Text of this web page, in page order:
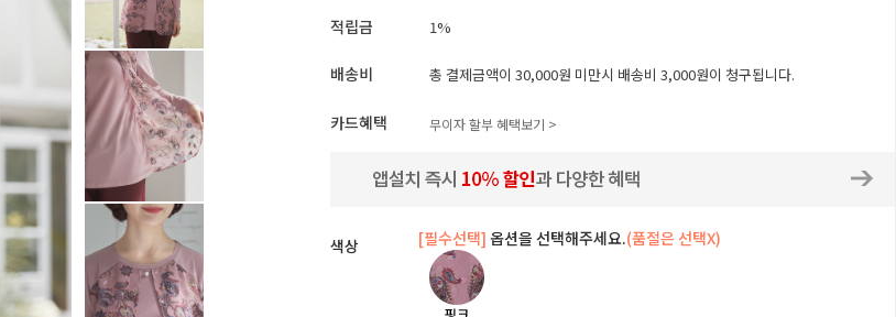
적립금 1%
배송비 총 결제금액이 30,000원 미만시 배송비 3,000원이 청구됩니다.
카드혜택 무이자 할부 혜택보기 >
색상 [필수선택] 옵션을 선택해주세요.(품절은 선택X)